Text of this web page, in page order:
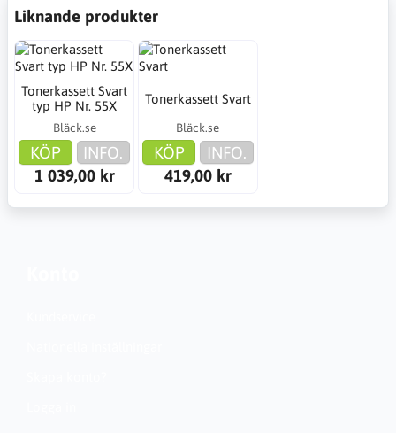
Liknande produkter
Tonerkassett Svart
typ HP Nr. 55X
Bläck.se
KÖP
INFO.
1 039,00 kr
Tonerkassett Svart
Bläck.se
KÖP
INFO.
419,00 kr